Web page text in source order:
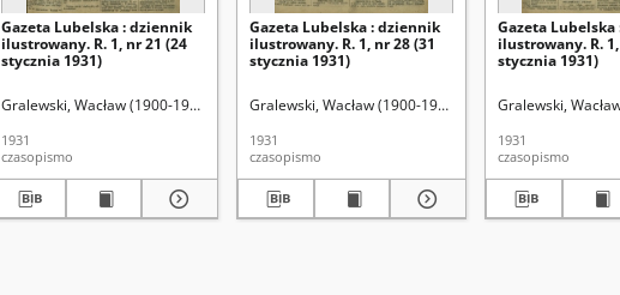
Gazeta Lubelska : dziennik
ilustrowany. R. 1, nr 21 (24
stycznia 1931)
Gralewski, Wacław (1900-1972). Red.
1931
czasopismo
Gazeta Lubelska : dziennik
ilustrowany. R. 1, nr 28 (31
stycznia 1931)
Gralewski, Wacław (1900-1972). Red.
1931
czasopismo
Gazeta
ilustrowany. R.
stycznia 1931)
Gralewski,
1931
czasopismo